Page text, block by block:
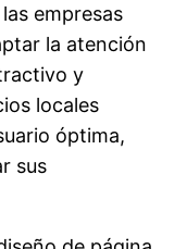
empresas
la atención
y
locales
óptima,
sus